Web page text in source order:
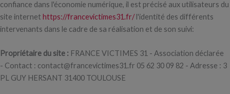
confiance dans l'économie numérique, il est précisé aux utilisateurs du
site internet https://francevictimes31.fr/l'identité des différents
intervenants dans le cadre de sa réalisation et de son suivi:
Propriétaire du site : FRANCE VICTIMES 31 - Association déclarée
- Contact : contact@francevictimes31.fr 05 62 30 09 82 - Adresse : 3
PL GUY HERSANT 31400 TOULOUSE